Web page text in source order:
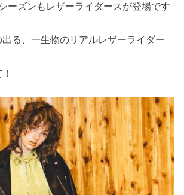
ーズンもレザーライダースが登場です
る、一生物のリアルレザーライダー